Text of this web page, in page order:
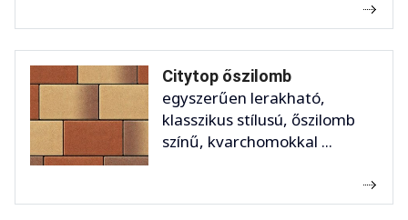
Citytop őszilomb
egyszerűen lerakható,
klasszikus stílusú, őszilomb
színű, kvarchomokkal ...